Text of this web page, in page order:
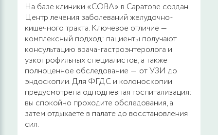
На базе клиники «СОВА» в Саратове создан
Центр лечения заболеваний желудочно-
кишечного тракта. Ключевое отличие —
комплексный подход: пациенты получают
консультацию врача-гастроэнтеролога и
узкопрофильных специалистов, а также
полноценное обследование ― от УЗИ до
эндоскопии. Для ФГДС и колоноскопии
предусмотрена однодневная госпитализация:
вы спокойно проходите обследования, а
затем отдыхаете в палате до восстановления
сил.